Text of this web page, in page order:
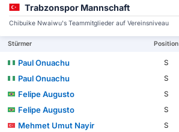
Trabzonspor Mannschaft
Chibuike Nwaiwu's Teammitglieder auf Vereinsniveau
Stürmer Position
Paul Onuachu S
Paul Onuachu
S
Felipe Augusto
S
Felipe Augusto
S
Mehmet Umut Nayir
S